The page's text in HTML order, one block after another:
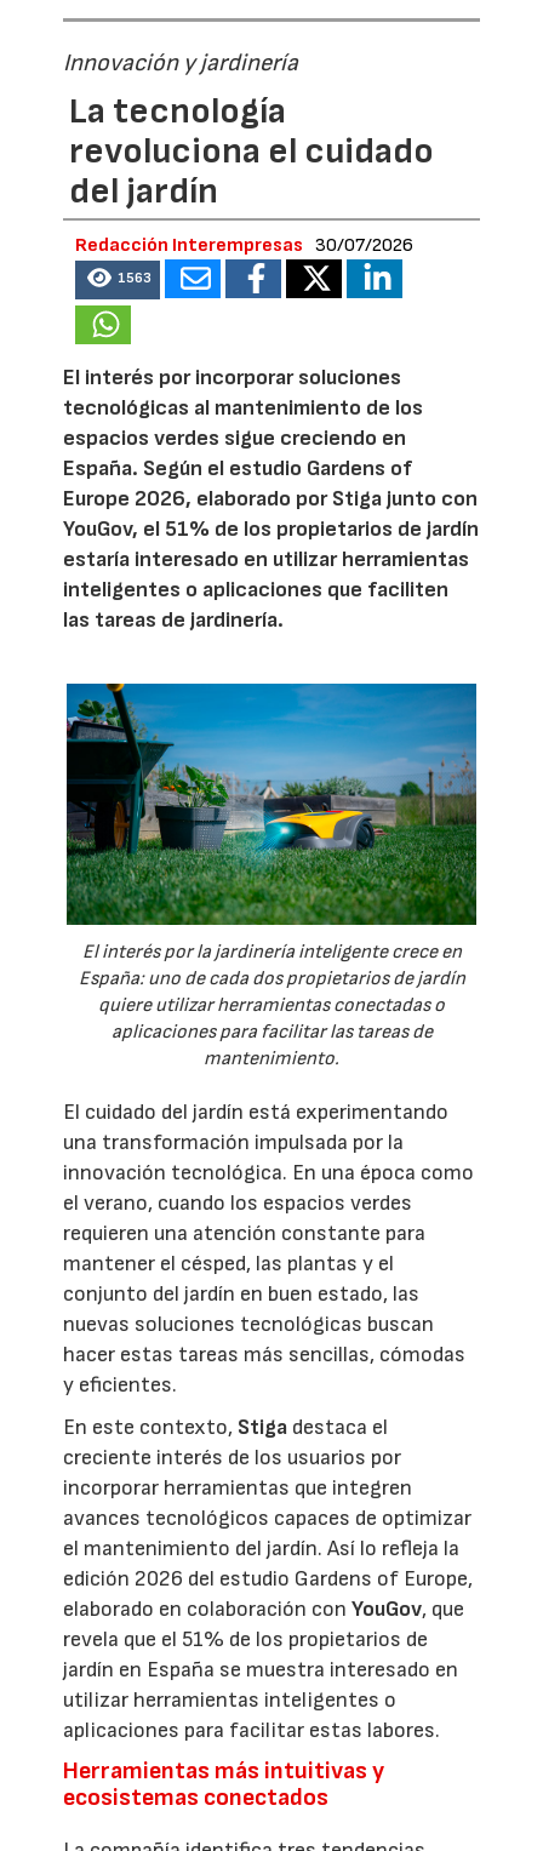
Innovación y jardinería
La tecnología
revoluciona el cuidado
del jardín
Redacción Interempresas 30/07/2026
1563
El interés por incorporar soluciones
tecnológicas al mantenimiento de los
espacios verdes sigue creciendo en
España. Según el estudio Gardens of
Europe 2026, elaborado por Stiga junto con
YouGov, el 51% de los propietarios de jardín
estaría interesado en utilizar herramientas
inteligentes o aplicaciones que faciliten
las tareas de jardinería.
El interés por la jardinería inteligente crece en
España: uno de cada dos propietarios de jardín
quiere utilizar herramientas conectadas o
aplicaciones para facilitar las tareas de
mantenimiento.
El cuidado del jardín está experimentando
una transformación impulsada por la
innovación tecnológica. En una época como
el verano, cuando los espacios verdes
requieren una atención constante para
mantener el césped, las plantas y el
conjunto del jardín en buen estado, las
nuevas soluciones tecnológicas buscan
hacer estas tareas más sencillas, cómodas
y eficientes.
En este contexto, Stiga destaca el
creciente interés de los usuarios por
incorporar herramientas que integren
avances tecnológicos capaces de optimizar
el mantenimiento del jardín. Así lo refleja la
edición 2026 del estudio Gardens of Europe,
elaborado en colaboración conYouGov, que
revela que el 51% de los propietarios de
jardín en España se muestra interesado en
utilizar herramientas inteligentes o
aplicaciones para facilitar estas labores.
Herramientas más intuitivas y
ecosistemas conectados